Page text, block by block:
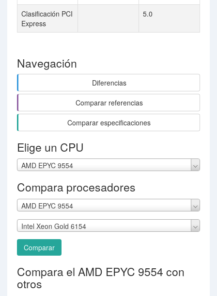
Clasificación PCI
Express
5.0
Navegación
Diferencias
Comparar referencias
Comparar especificaciones
Elige un CPU
AMD EPYC 9554
Compara procesadores
AMD EPYC 9554
Intel Xeon Gold 6154
Comparar
Compara el AMD EPYC 9554 con
otros